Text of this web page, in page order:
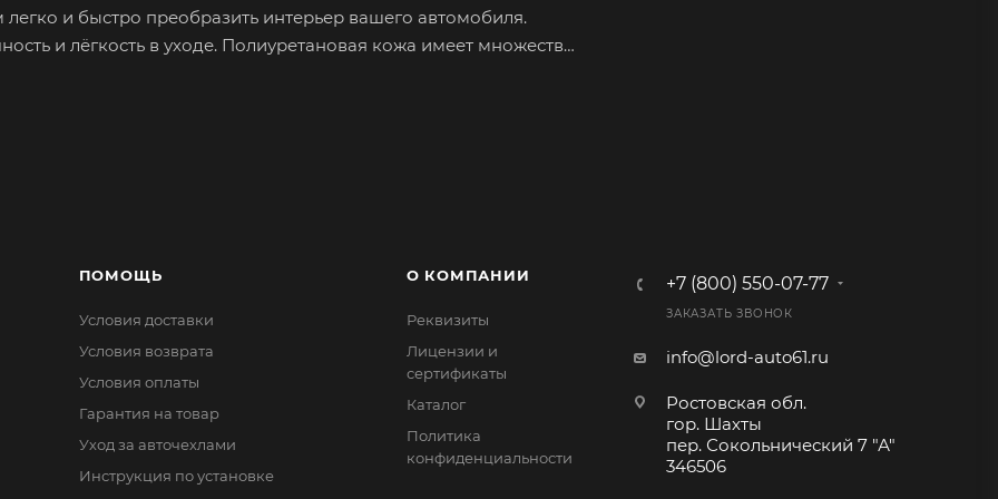
и быстро преобразить интерьер вашего автомобиля.
и лёгкость в уходе. Полиуретановая кожа имеет множество
полотно, на которое нанесено полимерное плёночное
который не пропускает воздух. Сам по себе
пластификаторы (жидкие добавки), которые придают мягкость
прочная и износостойкая, главное не подвергать ПВХ кожу
эксплуатации может превышать 5 лет.
ПОМОЩЬ
Условия доставки
Условия возврата
Условия оплаты
Гарантия на товар
Уход за авточехлами
Инструкция по установке
О КОМПАНИИ
Реквизиты
Лицензии и
сертификаты
Каталог
Политика
конфиденциальности
+7 (800) 550-07-77
ЗАКАЗАТЬ ЗВОНОК
info@lord-auto61.ru
Ростовская обл.
гор. Шахты
пер. Сокольнический 7 "А"
346506